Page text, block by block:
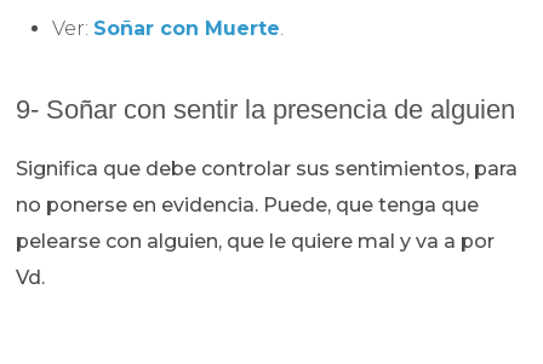
Ver: Soñar con Muerte.
9- Soñar con sentir la presencia de alguien
Significa que debe controlar sus sentimientos, para
no ponerse en evidencia. Puede, que tenga que
pelearse con alguien, que le quiere mal y va a por
Vd.